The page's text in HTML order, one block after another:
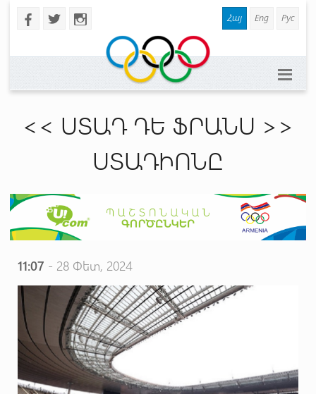
b a x Հայ Eng Рус
<< ՍՏԱԴ ԴԵ ՖՐԱՆՍ >>
ՍՏԱԴԻՈՆԸ
11:07 - 28 Փետ, 2024